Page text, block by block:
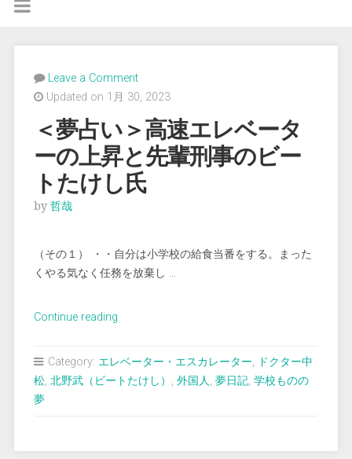
Leave a Comment
Updated on 1月 30, 2023
＜夢占い＞高速エレベータ
ーの上昇と先輩刑事のビー
トたけし氏
by 哲哉
（その１） ・・自分は小学校の給食当番をする。まった
くやる気なく任務を放棄し …
Continue reading“＜
エ
Category: エレベーター・エスカレーター, ドクター中
松, 北野武（ビートたけし） , 外国人, 夢日記, 学校ものの
夢